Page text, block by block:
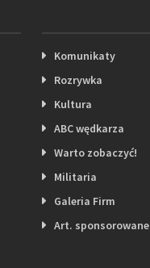
Komunikaty
Rozrywka
Kultura
ABC wędkarza
Warto zobaczyć!
Militaria
Galeria Firm
Art. sponsorowane